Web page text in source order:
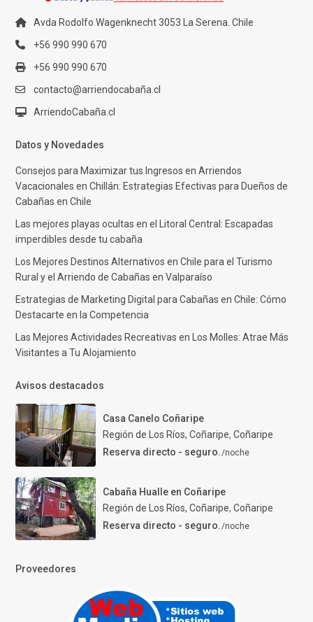
Avda Rodolfo Wagenknecht 3053 La Serena. Chile
+56 990 990 670
+56 990 990 670
contacto@arriendocabaña.cl
ArriendoCabaña.cl
Datos y Novedades
Consejos para Maximizar tus Ingresos en Arriendos
Vacacionales en Chillán: Estrategias Efectivas para Dueños de
Cabañas en Chile
Las mejores playas ocultas en el Litoral Central: Escapadas
imperdibles desde tu cabaña
Los Mejores Destinos Alternativos en Chile para el Turismo
Rural y el Arriendo de Cabañas en Valparaíso
Estrategias de Marketing Digital para Cabañas en Chile: Cómo
Destacarte en la Competencia
Las Mejores Actividades Recreativas en Los Molles: Atrae Más
Visitantes a Tu Alojamiento
Avisos destacados
Casa Canelo Coñaripe
Región de Los Ríos, Coñaripe, Coñaripe
Reserva directo - seguro./noche
Cabaña Hualle en Coñaripe
Región de Los Ríos, Coñaripe, Coñaripe
Reserva directo - seguro./noche
Proveedores